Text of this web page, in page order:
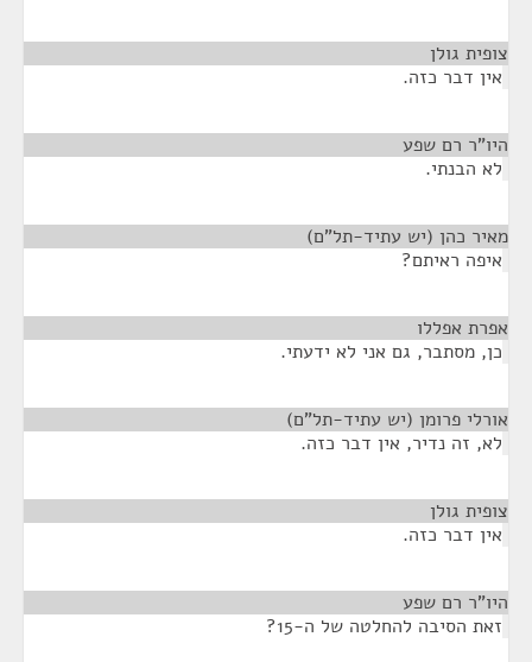
צופית גולן
אין דבר כזה.
היו"ר רם שפע
לא הבנתי.
מאיר כהן (יש עתיד-תל"ם)
איפה ראיתם?
אפרת אפללו
כן, מסתבר, גם אני לא ידעתי.
אורלי פרומן (יש עתיד-תל"ם)
לא, זה נדיר, אין דבר כזה.
צופית גולן
אין דבר כזה.
היו"ר רם שפע
זאת הסיבה להחלטה של ה-15?